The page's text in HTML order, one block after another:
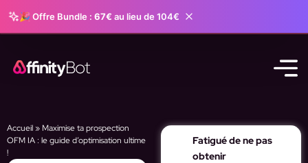
🎉 Offre Bundle : 67€ au lieu de 104€
Accueil» Maximise ta prospection
OFM IA : le guide d’optimisation ultime
!
Fatigué de ne pas
obtenir